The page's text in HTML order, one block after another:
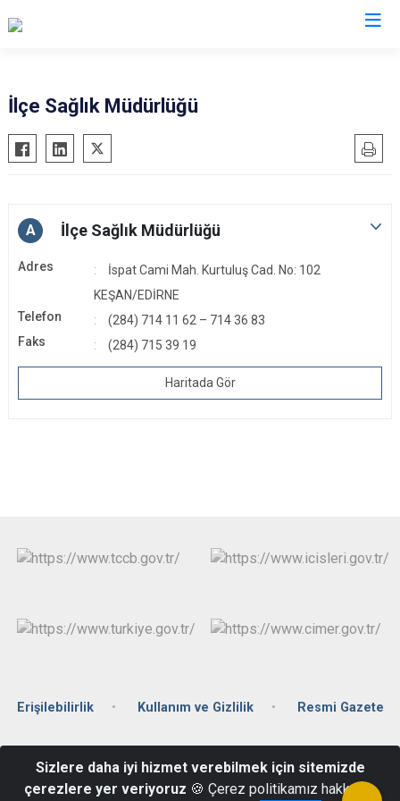
Enez
Havsa
Keşan
Süloğlu
Uzunköprü
İlçe Sağlık Müdürlüğü
A İlçe Sağlık Müdürlüğü
Adres
İspat Cami Mah. Kurtuluş Cad. No: 102
KEŞAN/EDİRNE
Telefon
(284) 714 11 62 – 714 36 83
Faks
(284) 715 39 19
Haritada Gör
Erişilebilirlik Kullanım ve Gizlilik Resmi Gazete
Keşan/EDİRNE
Sizlere daha iyi hizmet verebilmek için sitemizde
çerezlere yer veriyoruz 🍪 Çerez politikamız hakkında